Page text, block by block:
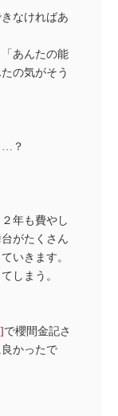
なければあ
あんたの能
の気がそう
…？
年も費やし
がたくさん
いきます。
しまう。
で櫻間金記さ
かったで